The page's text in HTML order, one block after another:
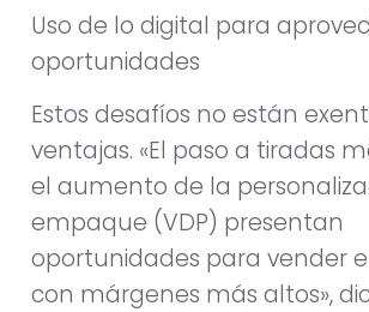
Uso de lo digital para
oportunidades
Estos desafíos no están
ventajas. «El paso a tiradas
el aumento de la
empaque (VDP) presentan
oportunidades para vender
con márgenes más altos»,